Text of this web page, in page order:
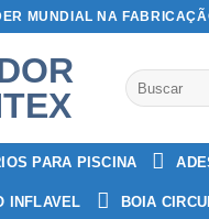
MUNDIAL NA
Pesquisar
por:
PARA PISCINA
INFLAVEL BOIA